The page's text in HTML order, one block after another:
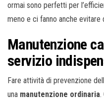
ormai sono perfetti per
meno e ci fanno anche
Manutenzione
servizio
Fare attività di prevenzione
una manutenzione ordinaria.